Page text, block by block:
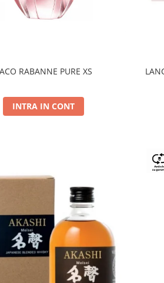
RABANNE PURE XS
INTRA IN CONT